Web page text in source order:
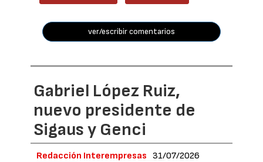
ver/escribir comentarios
Gabriel López Ruiz,
nuevo presidente de
Sigaus y Genci
Redacción Interempresas 31/07/2026